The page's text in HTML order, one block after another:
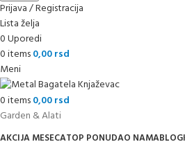
Prijava / Registracija
Lista želja
0Uporedi
0items0,00rsd
Meni
0items0,00rsd
Garden & Alati
AKCIJA MESECATOP PONUDAO NAMABLOG